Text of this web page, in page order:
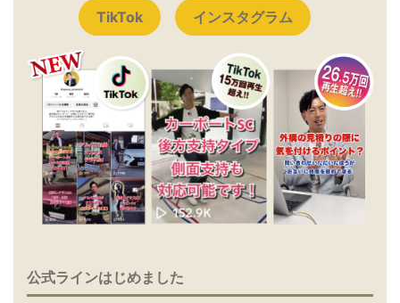
TikTok インスタグラム
公式ラインはじめました